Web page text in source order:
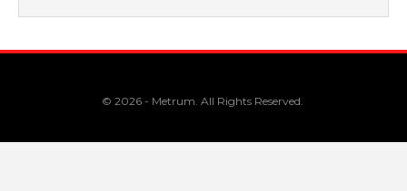
© 2026 - Metrum. All Rights Reserved.